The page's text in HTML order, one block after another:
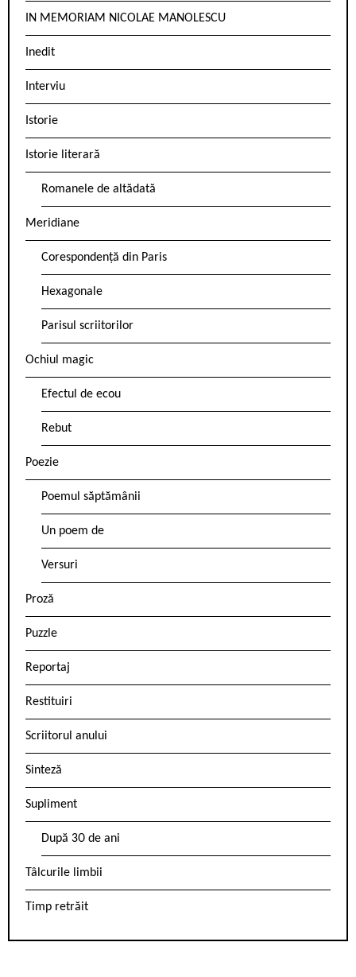
IN MEMORIAM NICOLAE MANOLESCU
Inedit
Interviu
Istorie
Istorie literară
Romanele de altădată
Meridiane
Corespondență din Paris
Hexagonale
Parisul scriitorilor
Ochiul magic
Efectul de ecou
Rebut
Poezie
Poemul săptămânii
Un poem de
Versuri
Proză
Puzzle
Reportaj
Restituiri
Scriitorul anului
Sinteză
Supliment
După 30 de ani
Tâlcurile limbii
Timp retrăit